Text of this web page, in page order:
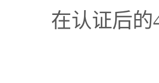
在认证后